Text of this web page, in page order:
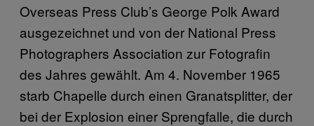
Overseas Press Club’s George Polk Award
ausgezeichnet und von der National Press
Photographers Association zur Fotografin
des Jahres gewählt. Am 4. November 1965
starb Chapelle durch einen Granatsplitter, der
bei der Explosion einer Sprengfalle, die durch